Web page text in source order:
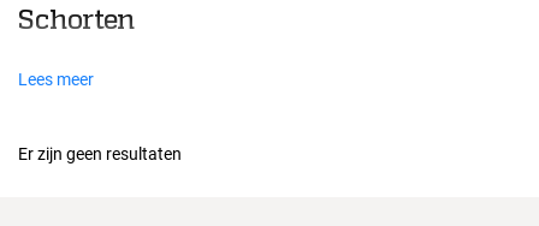
Schorten
Lees meer
Er zijn geen resultaten